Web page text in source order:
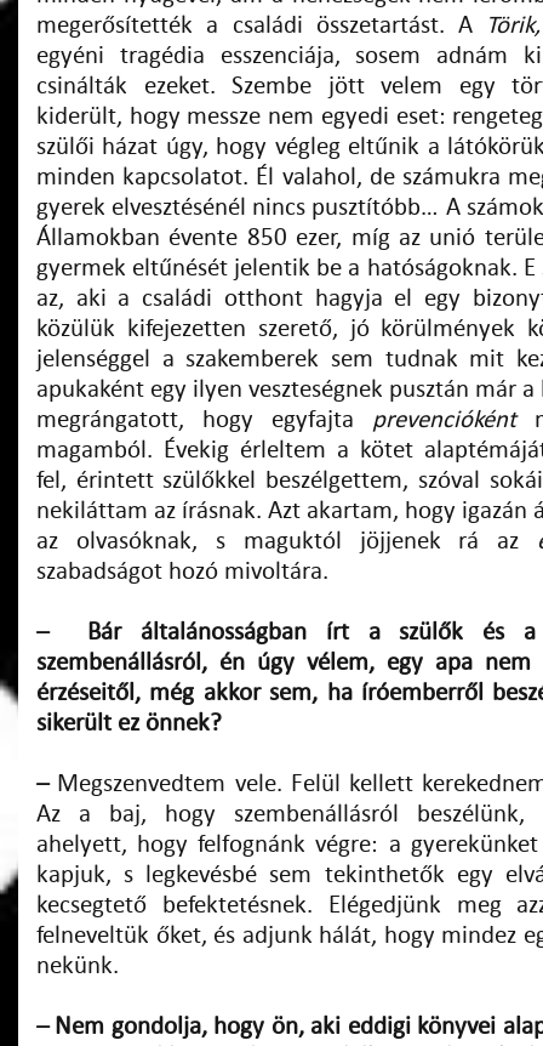
megerősítették a családi összetartást. A
egyéni tragédia esszenciája, sosem adnám
csinálták ezeket. Szembe jött velem egy
kiderült, hogy messze nem egyedi eset:
szülői házat úgy, hogy végleg eltűnik a
minden kapcsolatot. Él valahol, de számukra
gyerek elvesztésénél nincs pusztítóbb… A
Államokban évente 850 ezer, míg az unió
gyermek eltűnését jelentik be a hatóságoknak. E
az, aki a családi otthont hagyja el egy
közülük kifejezetten szerető, jó körülmények
jelenséggel a szakemberek sem tudnak mit
apukaként egy ilyen veszteségnek pusztán már
megrángatott, hogy egyfajta prevencióként
magamból. Évekig érleltem a kötet
fel, érintett szülőkkel beszélgettem, szóval
nekiláttam az írásnak. Azt akartam, hogy igazán
az olvasóknak, s maguktól jöjjenek rá az
szabadságot hozó mivoltára.
– Bár általánosságban írt a szülők és a
szembenállásról, én úgy vélem, egy apa nem
érzéseitől, még akkor sem, ha íróemberről
sikerült ez önnek?
– Megszenvedtem vele. Felül kellett
Az a baj, hogy szembenállásról beszélünk,
ahelyett, hogy felfognánk végre: a
kapjuk, s legkevésbé sem tekinthetők egy
kecsegtető befektetésnek. Elégedjünk meg
felneveltük őket, és adjunk hálát, hogy mindez
nekünk.
– Nem gondolja, hogy ön, aki eddigi könyvei